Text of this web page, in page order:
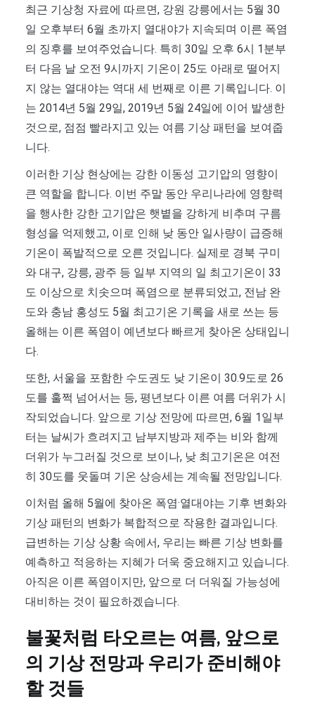
최근 기상청 자료에 따르면, 강원 강릉에서는 5월 30
일 오후부터 6월 초까지 열대야가 지속되며 이른 폭염
의 징후를 보여주었습니다. 특히 30일 오후 6시 1분부
터 다음 날 오전 9시까지 기온이 25도 아래로 떨어지
지 않는 열대야는 역대 세 번째로 이른 기록입니다. 이
는 2014년 5월 29일, 2019년 5월 24일에 이어 발생한
것으로, 점점 빨라지고 있는 여름 기상 패턴을 보여줍
니다.
이러한 기상 현상에는 강한 이동성 고기압의 영향이
큰 역할을 합니다. 이번 주말 동안 우리나라에 영향력
을 행사한 강한 고기압은 햇볕을 강하게 비추며 구름
형성을 억제했고, 이로 인해 낮 동안 일사량이 급증해
기온이 폭발적으로 오른 것입니다. 실제로 경북 구미
와 대구, 강릉, 광주 등 일부 지역의 일 최고기온이 33
도 이상으로 치솟으며 폭염으로 분류되었고, 전남 완
도와 충남 홍성도 5월 최고기온 기록을 새로 쓰는 등
올해는 이른 폭염이 예년보다 빠르게 찾아온 상태입니
다.
또한, 서울을 포함한 수도권도 낮 기온이 30.9도로 26
도를 훌쩍 넘어서는 등, 평년보다 이른 여름 더위가 시
작되었습니다. 앞으로 기상 전망에 따르면, 6월 1일부
터는 날씨가 흐려지고 남부지방과 제주는 비와 함께
더위가 누그러질 것으로 보이나, 낮 최고기온은 여전
히 30도를 웃돌며 기온 상승세는 계속될 전망입니다.
이처럼 올해 5월에 찾아온 폭염·열대야는 기후 변화와
기상 패턴의 변화가 복합적으로 작용한 결과입니다.
급변하는 기상 상황 속에서, 우리는 빠른 기상 변화를
예측하고 적응하는 지혜가 더욱 중요해지고 있습니다.
아직은 이른 폭염이지만, 앞으로 더 더워질 가능성에
대비하는 것이 필요하겠습니다.
불꽃처럼 타오르는 여름, 앞으로
의 기상 전망과 우리가 준비해야
할 것들